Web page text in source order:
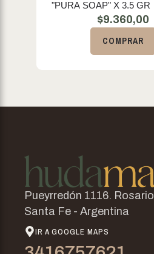
"PURA SOAP" X 3.5 GR
$9.360,00
COMPRAR
Pueyrredón 1116. Rosario
Santa Fe - Argentina
IR A GOOGLE MAPS